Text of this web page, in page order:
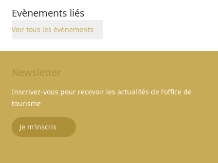
Evènements liés
Voir tous les évènements
Newsletter
Inscrivez-vous pour recevoir les actualités de l'office de
tourisme
Je m'inscris